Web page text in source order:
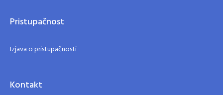
Pristupačnost
Izjava o pristupačnosti
Kontakt